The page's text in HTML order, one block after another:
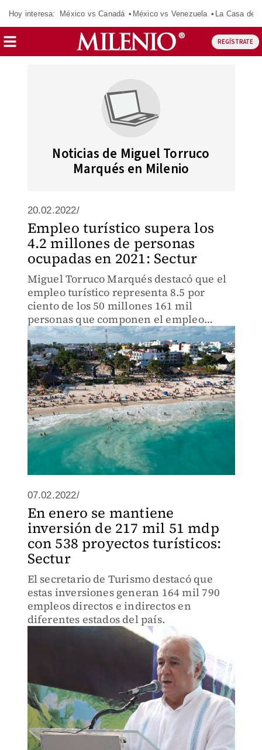
Hoy interesa: México vs Canadá México vs Venezuela La Casa de
REGÍSTRATE
Noticias de Miguel Torruco
Marqués en Milenio
20.02.2022/
Empleo turístico supera los
4.2 millones de personas
ocupadas en 2021: Sectur
Miguel Torruco Marqués destacó que el
empleo turístico representa 8.5 por
ciento de los 50 millones 161 mil
personas que componen el empleo
nacional total.
07.02.2022/
En enero se mantiene
inversión de 217 mil 51 mdp
con 538 proyectos turísticos:
Sectur
El secretario de Turismo destacó que
estas inversiones generan 164 mil 790
empleos directos e indirectos en
diferentes estados del país.